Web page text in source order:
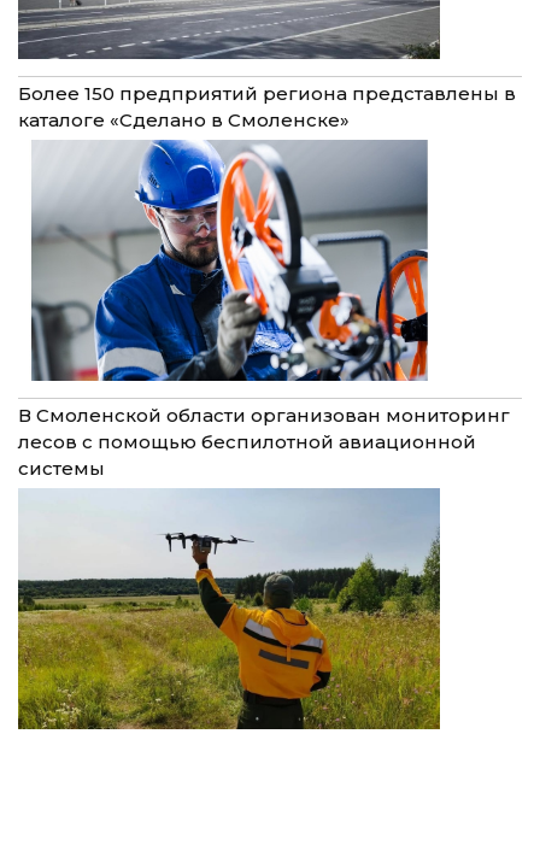
Более 150 предприятий региона представлены в
каталоге «Сделано в Смоленске»
В Смоленской области организован мониторинг
лесов с помощью беспилотной авиационной
системы